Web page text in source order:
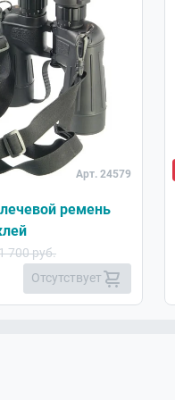
Арт. 24579
ремень
700 руб.
Отсутствует